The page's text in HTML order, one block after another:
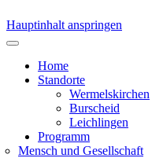
Hauptinhalt anspringen
Home
Standorte
Wermelskirchen
Burscheid
Leichlingen
Programm
Mensch und Gesellschaft